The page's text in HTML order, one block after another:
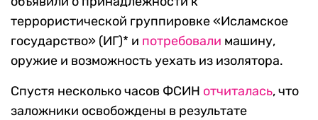
террористической группировке «Исламское
государство» (ИГ)* и потребовали машину,
оружие и возможность уехать из изолятора.
Спустя несколько часов ФСИН отчиталась, что
заложники освобождены в результате